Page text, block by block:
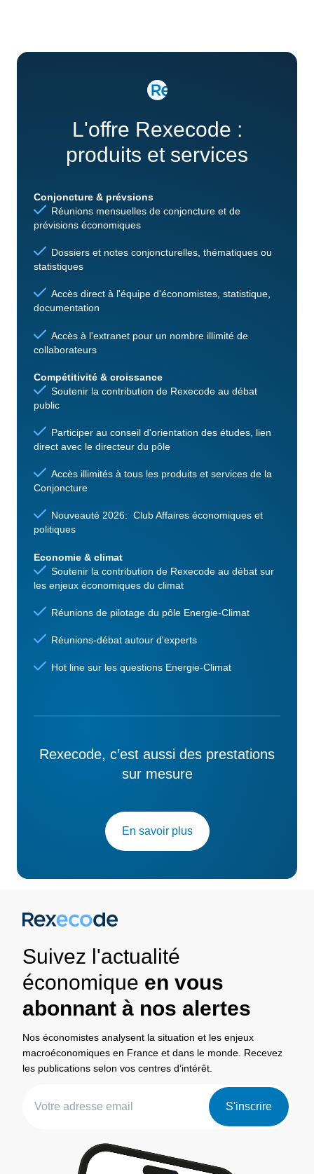
L'offre Rexecode :
produits et services
Conjoncture & prévsions
Réunions mensuelles de conjoncture et de
prévisions économiques
Dossiers et notes conjoncturelles, thématiques ou
statistiques
Accès direct à l'équipe d'économistes, statistique,
documentation
Accès à l'extranet pour un nombre illimité de
collaborateurs
Compétitivité & croissance
Soutenir la contribution de Rexecode au débat
public
Participer au conseil d'orientation des études, lien
direct avec le directeur du pôle
Accès illimités à tous les produits et services de la
Conjoncture
Nouveauté 2026: Club Affaires économiques et
politiques
Economie & climat
Soutenir la contribution de Rexecode au débat sur
les enjeux économiques du climat
Réunions de pilotage du pôle Energie-Climat
Réunions-débat autour d'experts
Hot line sur les questions Energie-Climat
Rexecode, c’est aussi des prestations
sur mesure
En savoir plus
Suivez l'actualité
économique en vous
abonnant à nos alertes
Nos économistes analysent la situation et les enjeux
macroéconomiques en France et dans le monde. Recevez
les publications selon vos centres d’intérêt.
S'inscrire